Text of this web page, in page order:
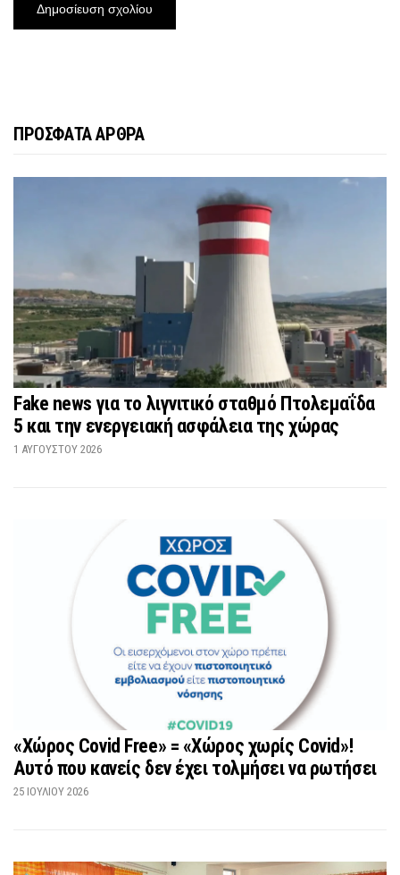
ΠΡΟΣΦΑΤΑ ΑΡΘΡΑ
Fake news για το λιγνιτικό σταθμό Πτολεμαΐδα
5 και την ενεργειακή ασφάλεια της χώρας
1 ΑΥΓΟΎΣΤΟΥ 2026
«Χώρος Covid Free» = «Χώρος χωρίς Covid»!
Αυτό που κανείς δεν έχει τολμήσει να ρωτήσει
25 ΙΟΥΛΊΟΥ 2026